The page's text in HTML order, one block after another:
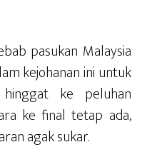
pasukan Malaysia
kejohanan ini untuk
hinggat ke peluhan
ke final tetap ada,
agak sukar.